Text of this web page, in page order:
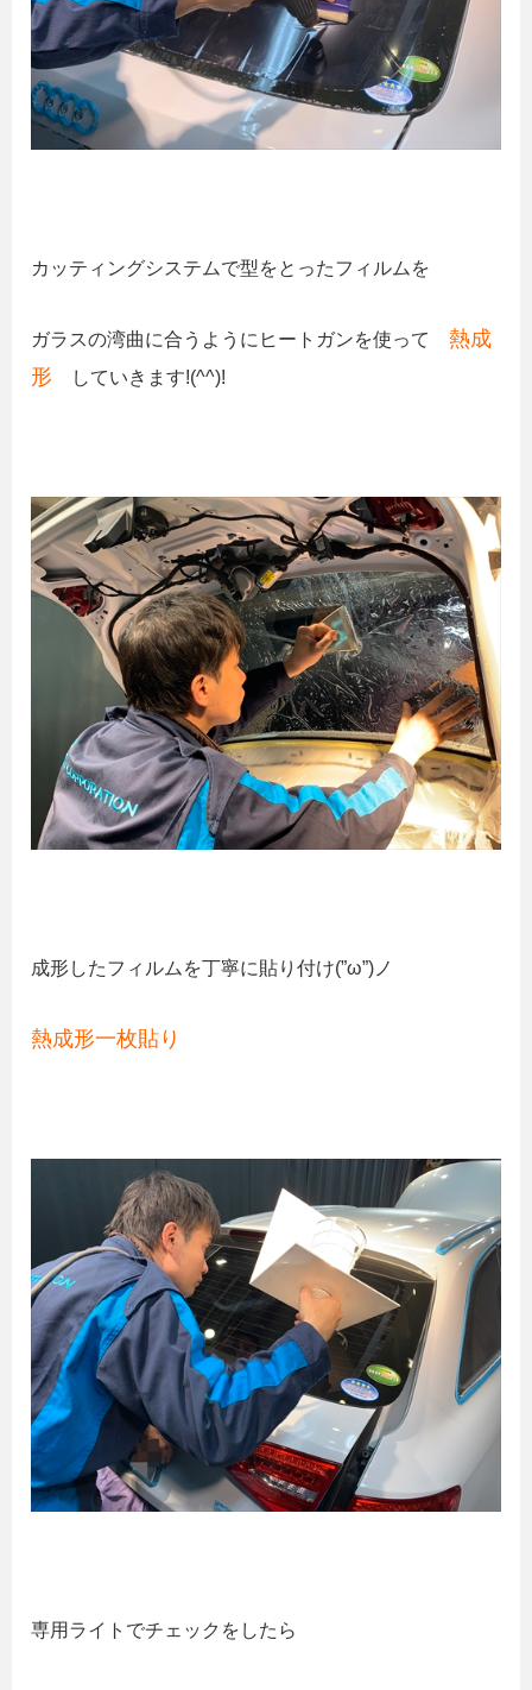
カッティングシステムで型をとったフィルムを
ガラスの湾曲に合うようにヒートガンを使って 熱成
形 していきます!(^^)!
成形したフィルムを丁寧に貼り付け(”ω”)ノ
熱成形一枚貼り
専用ライトでチェックをしたら